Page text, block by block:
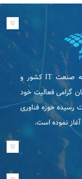
شرکت داده پردازی پارس در راستای توسعه صنعت IT كشور و
گرامی فعاليت خود
به ثبت رسیده حوزه فناوری
نموده است.